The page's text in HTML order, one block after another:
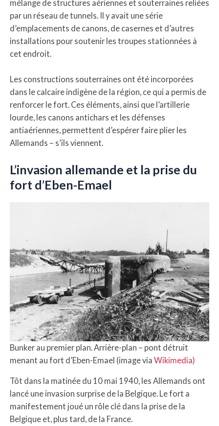
mélange de structures aériennes et souterraines reliées
par un réseau de tunnels. Il y avait une série
d’emplacements de canons, de casernes et d’autres
installations pour soutenir les troupes stationnées à
cet endroit.
Les constructions souterraines ont été incorporées
dans le calcaire indigène de la région, ce qui a permis de
renforcer le fort. Ces éléments, ainsi que l’artillerie
lourde, les canons antichars et les défenses
antiaériennes, permettent d’espérer faire plier les
Allemands – s’ils viennent.
L’invasion allemande et la prise du
fort d’Eben-Emael
Bunker au premier plan. Arrière-plan – pont détruit
menant au fort d’Eben-Emael (image via Wikimedia)
Tôt dans la matinée du 10 mai 1940, les Allemands ont
lancé une invasion surprise de la Belgique. Le fort a
manifestement joué un rôle clé dans la prise de la
Belgique et, plus tard, de la France.